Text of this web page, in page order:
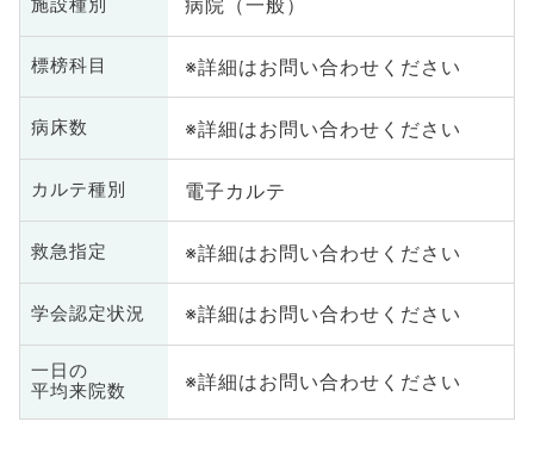
病院（一般）
標榜科目 ※詳細はお問い合わせください
病床数 ※詳細はお問い合わせください
カルテ種別 電子カルテ
救急指定 ※詳細はお問い合わせください
学会認定状況 ※詳細はお問い合わせください
一日の
平均来院数
※詳細はお問い合わせください